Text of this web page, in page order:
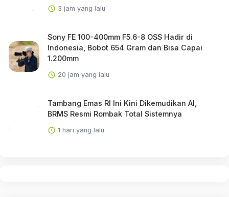
3 jam yang lalu
Sony FE 100-400mm F5.6-8 OSS Hadir di
Indonesia, Bobot 654 Gram dan Bisa Capai
1.200mm
20 jam yang lalu
Tambang Emas RI Ini Kini Dikemudikan AI,
BRMS Resmi Rombak Total Sistemnya
1 hari yang lalu